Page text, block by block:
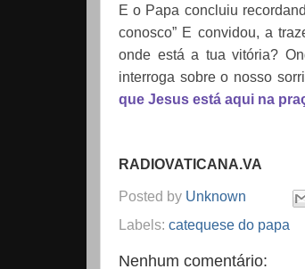
E o Papa concluiu
conosco” E convidou, a
onde está a tua vitória?
interroga sobre o nosso
que Jesus está aqui na
RADIOVATICANA.VA
Posted by Unknown
Labels: catequese do papa
Nenhum comentário: